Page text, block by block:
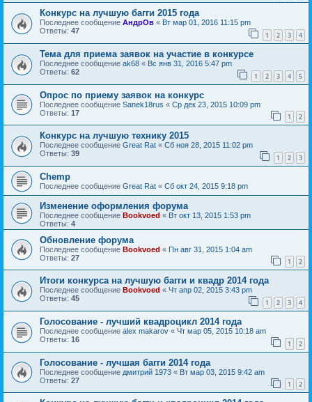
Конкурс на лучшую багги 2015 года
Последнее сообщение АндрОв « Вт мар 01, 2016 11:15 pm
Ответы: 47 1 2 3 4
Тема для приема заявок на участие в конкурсе
Последнее сообщение ak68 « Вс янв 31, 2016 5:47 pm
Ответы: 62 1 2 3 4 5
Опрос по приему заявок на конкурс
Последнее сообщение Sanek18rus « Ср дек 23, 2015 10:09 pm
Ответы: 17 1 2
Конкурс на лучшую технику 2015
Последнее сообщение Great Rat « Сб ноя 28, 2015 11:02 pm
Ответы: 39 1 2 3
Chemp
Последнее сообщение Great Rat « Сб окт 24, 2015 9:18 pm
Изменение оформления форума
Последнее сообщение Bookvoed « Вт окт 13, 2015 1:53 pm
Ответы: 4
Обновление форума
Последнее сообщение Bookvoed « Пн авг 31, 2015 1:04 am
Ответы: 27 1 2
Итоги конкурса на лучшую багги и квадр 2014 года
Последнее сообщение Bookvoed « Чт апр 02, 2015 3:43 pm
Ответы: 45 1 2 3 4
Голосование - лучший квадроцикл 2014 года
Последнее сообщение alex makarov « Чт мар 05, 2015 10:18 am
Ответы: 16 1 2
Голосование - лучшая багги 2014 года
Последнее сообщение дмитрий 1973 « Вт мар 03, 2015 9:42 am
Ответы: 27 1 2